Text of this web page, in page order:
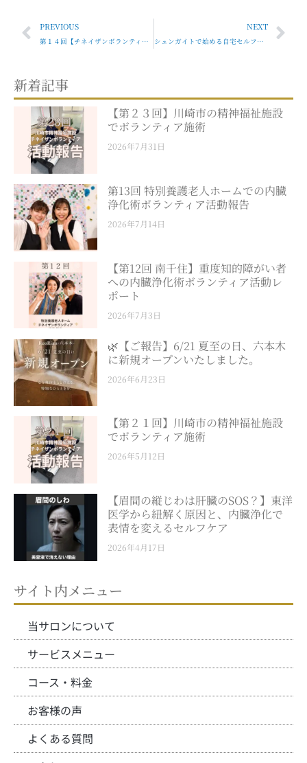
PrevPREVIOUS
第１４回【チネイザンボランティア活動報告】川崎市・精神福祉施設にて 〜心に寄り添う手のぬくもり〜
NEXT
シュンガイトで始める自宅セルフケア：電磁波対策・浄化・アーシングの新習慣
新着記事
【第２３回】川崎市の精神福祉施設
でボランティア施術
2026年7月31日
第13回 特別養護老人ホームでの内臓
浄化術ボランティア活動報告
2026年7月14日
【第12回 南千住】重度知的障がい者
への内臓浄化術ボランティア活動レ
ポート
2026年7月3日
🌿【ご報告】6/21 夏至の日、六本木
に新規オープンいたしました。
2026年6月23日
【第２１回】川崎市の精神福祉施設
でボランティア施術
2026年5月12日
【眉間の縦じわは肝臓のSOS？】東洋
医学から紐解く原因と、内臓浄化で
表情を変えるセルフケア
2026年4月17日
サイト内メニュー
当サロンについて
サービスメニュー
コース・料金
お客様の声
よくある質問